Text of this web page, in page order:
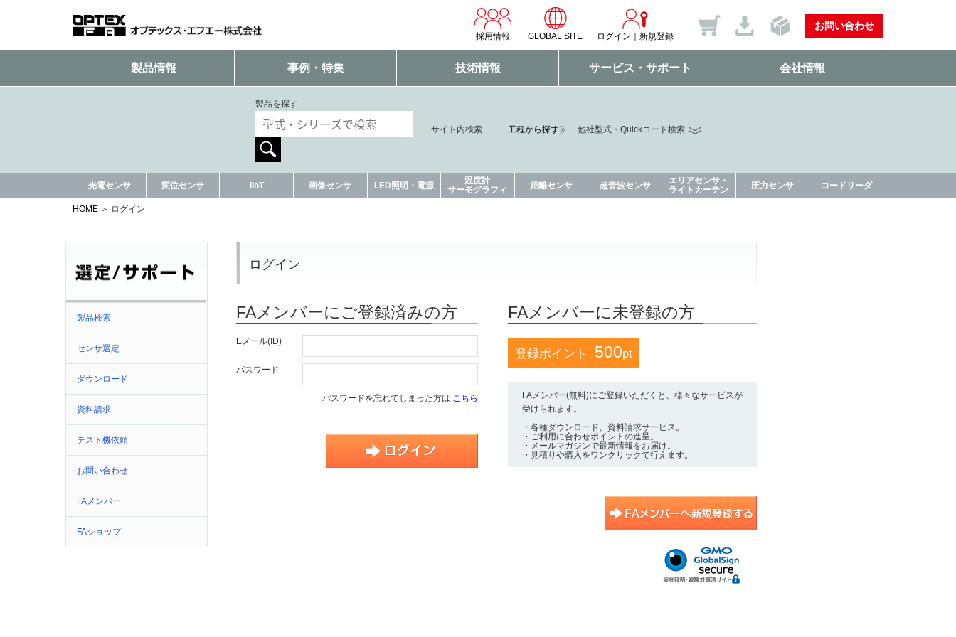
採用情報 GLOBAL SITE ログイン 新規登録
お問い合わせ
製品情報 事例・特集 技術情報 サービス・サポート 会社情報
製品を探す
サイト内検索 工程から探す 他社型式・Quickコード検索
光電センサ 変位センサ IIoT 画像センサ LED照明・電源
温度計
サーモグラフィ
距離センサ 超音波センサ
エリアセンサ・
ライトカーテン
圧力センサ コードリーダ
HOME ログイン
製品検索
センサ選定
ダウンロード
資料請求
テスト機依頼
お問い合わせ
FAメンバー
FAショップ
ログイン
FAメンバーにご登録済みの方
Eメール(ID)
パスワード
パスワードを忘れてしまった方は こちら
FAメンバーに未登録の方
登録ポイント 500pt
FAメンバー(無料)にご登録いただくと、様々なサービスが
受けられます。
・各種ダウンロード、資料請求サービス。
・ご利用に合わせポイントの進呈。
・メールマガジンで最新情報をお届け。
・見積りや購入をワンクリックで行えます。